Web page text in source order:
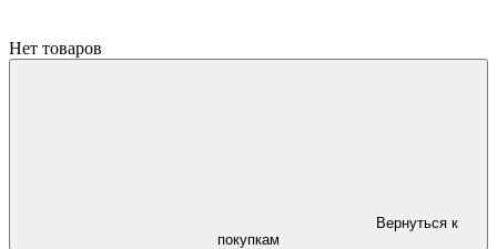
Нет товаров
Вернуться к
покупкам